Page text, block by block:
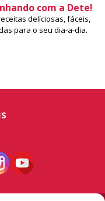
com a Dete!
delíciosas, fáceis,
para o seu dia-a-dia.